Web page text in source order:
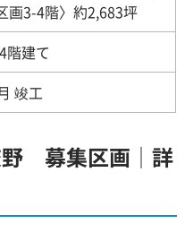
画3-4階〉約2,683坪
階建て
竣工
野 募集区画│詳